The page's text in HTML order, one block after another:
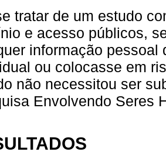
tratar de um estudo
e acesso públicos,
informação
ou colocasse em
não necessitou ser
Envolvendo Seres